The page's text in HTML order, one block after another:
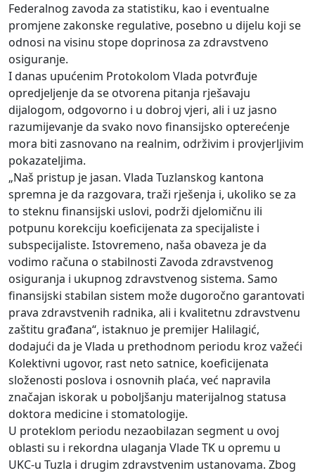
Federalnog zavoda za statistiku, kao i eventualne
promjene zakonske regulative, posebno u dijelu koji se
odnosi na visinu stope doprinosa za zdravstveno
osiguranje.
I danas upućenim Protokolom Vlada potvrđuje
opredjeljenje da se otvorena pitanja rješavaju
dijalogom, odgovorno i u dobroj vjeri, ali i uz jasno
razumijevanje da svako novo finansijsko opterećenje
mora biti zasnovano na realnim, održivim i provjerljivim
pokazateljima.
„Naš pristup je jasan. Vlada Tuzlanskog kantona
spremna je da razgovara, traži rješenja i, ukoliko se za
to steknu finansijski uslovi, podrži djelomičnu ili
potpunu korekciju koeficijenata za specijaliste i
subspecijaliste. Istovremeno, naša obaveza je da
vodimo računa o stabilnosti Zavoda zdravstvenog
osiguranja i ukupnog zdravstvenog sistema. Samo
finansijski stabilan sistem može dugoročno garantovati
prava zdravstvenih radnika, ali i kvalitetnu zdravstvenu
zaštitu građana“, istaknuo je premijer Halilagić,
dodajući da je Vlada u prethodnom periodu kroz važeći
Kolektivni ugovor, rast neto satnice, koeficijenata
složenosti poslova i osnovnih plaća, već napravila
značajan iskorak u poboljšanju materijalnog statusa
doktora medicine i stomatologije.
U proteklom periodu nezaobilazan segment u ovoj
oblasti su i rekordna ulaganja Vlade TK u opremu u
UKC-u Tuzla i drugim zdravstvenim ustanovama. Zbog